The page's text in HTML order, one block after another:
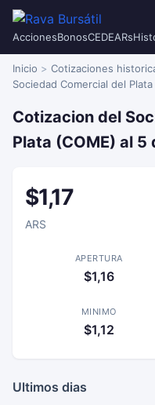
AccionesBonosCEDEARs
Inicio
Cotizaciones
Sociedad Comercial del Plata
Cotizacion del
Plata (COME) al
$1,17
ARS
APERTURA
$1,16
MINIMO
$1,12
Ultimos dias